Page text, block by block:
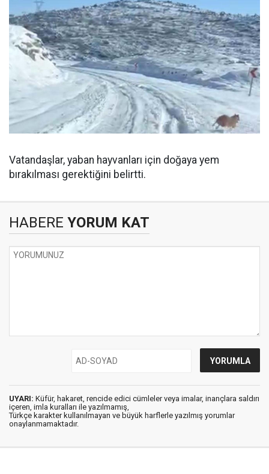
Vatandaşlar, yaban hayvanları için doğaya yem
bırakılması gerektiğini belirtti.
HABERE YORUM KAT
UYARI: Küfür, hakaret, rencide edici cümleler veya imalar, inançlara saldırı
içeren, imla kuralları ile yazılmamış,
Türkçe karakter kullanılmayan ve büyük harflerle yazılmış yorumlar
onaylanmamaktadır.